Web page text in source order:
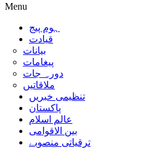
Menu
ہوم پیج
قیادت
بیانات
پیغامات
دورہ جات
ملاقاتیں
تنظیمی خبریں
پاکستان
عالم اسلام
بین الاقوامی
ترقیاتی منصوبے